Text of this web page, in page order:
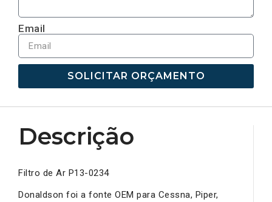
Email
SOLICITAR ORÇAMENTO
Descrição
Filtro de Ar P13-0234
Donaldson foi a fonte OEM para Cessna, Piper,